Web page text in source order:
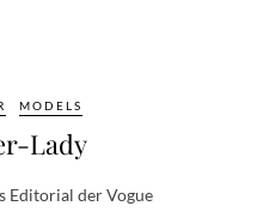
MODELS
Lady
Editorial der Vogue